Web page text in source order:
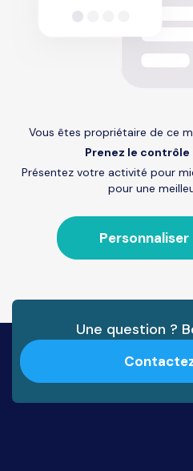
Vous êtes propriétaire de ce
Prenez le
Présentez votre activité pour
pour une
Une question ?